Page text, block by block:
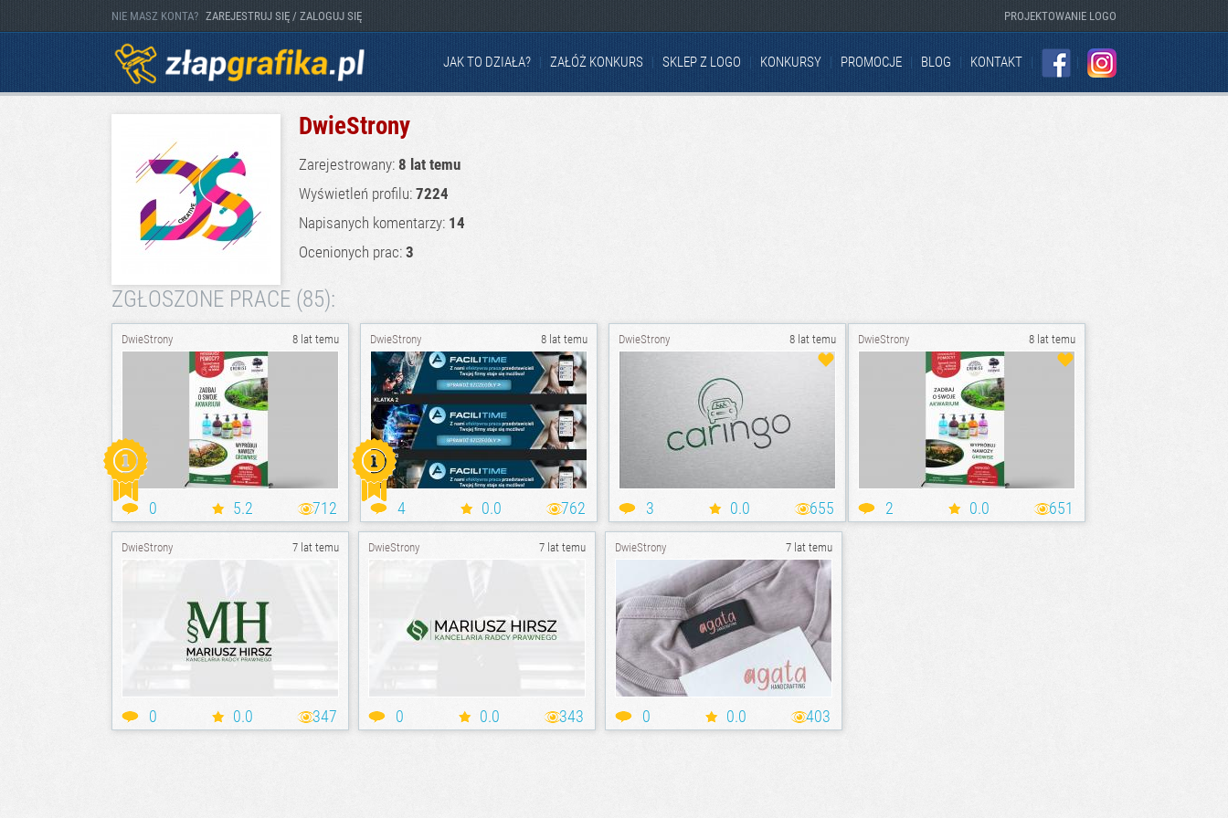
PROJEKTOWANIE LOGO
NIE MASZ KONTA? ZAREJESTRUJ SIĘ / ZALOGUJ SIĘ
JAK TO DZIAŁA? ZAŁÓŻ KONKURS SKLEP Z LOGO KONKURSY PROMOCJE BLOG
KONTAKT
INSTAGRAM
DwieStrony
Zarejestrowany: 8 lat temu
Wyświetleń profilu: 7224
Napisanych komentarzy: 14
Ocenionych prac: 3
ZGŁOSZONE PRACE (85):
DwieStrony 8 lat temu
0 5.2 712
DwieStrony 8 lat temu
4 0.0 762
DwieStrony 8 lat temu
3 0.0 655
DwieStrony 8 lat temu
2 0.0 651
DwieStrony 7 lat temu
0 0.0 347
DwieStrony 7 lat temu
0 0.0 343
DwieStrony 7 lat temu
0 0.0 403